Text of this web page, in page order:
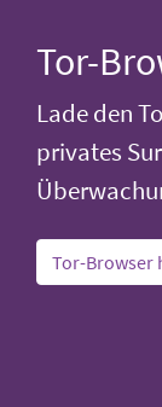
Tor-
Lade den
privates
Tor-Browser